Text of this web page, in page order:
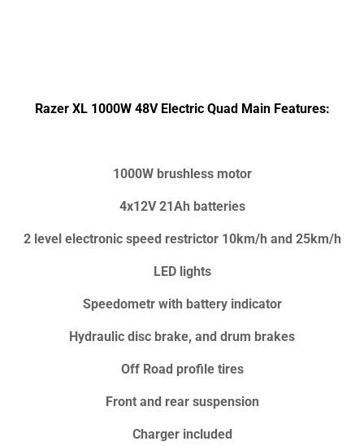
Razer XL 1000W 48V Electric Quad Main Features:
1000W brushless motor
4x12V 21Ah batteries
2 level electronic speed restrictor 10km/h and 25km/h
LED lights
Speedometr with battery indicator
Hydraulic disc brake, and drum brakes
Off Road profile tires
Front and rear suspension
Charger included